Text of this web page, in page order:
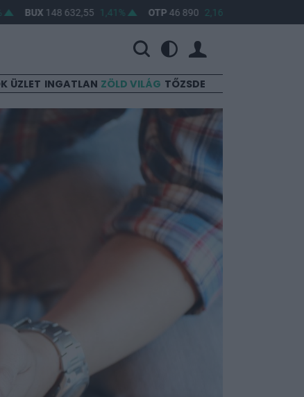
BUX 148 632,55 1,41% OTP 46 890 2,16%
ÜZLET INGATLAN ZÖLD VILÁG TŐZSDE